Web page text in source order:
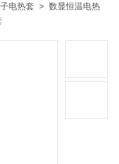
电热套 >数显恒温电热